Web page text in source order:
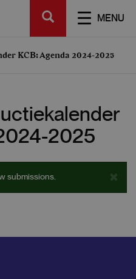
MENU
SEARCH
KCB: Agenda 2024-2025
2025
×
submissions.